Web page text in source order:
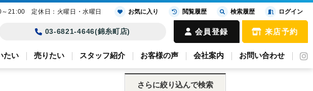
03-6821-4646(錦糸町店) 会員登録 来店予約
たい 売りたい スタッフ紹介 お客様の声 会社案内 お問い合わせ
さらに絞り込んで検索
21:00 定休日：火曜日・水曜日 お気に入り 閲覧履歴 検索履歴 ログイン